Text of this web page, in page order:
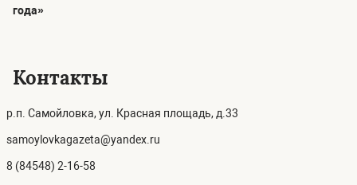
года»
Контакты
р.п. Самойловка, ул. Красная площадь, д.33
samoylovkagazeta@yandex.ru
8 (84548) 2-16-58